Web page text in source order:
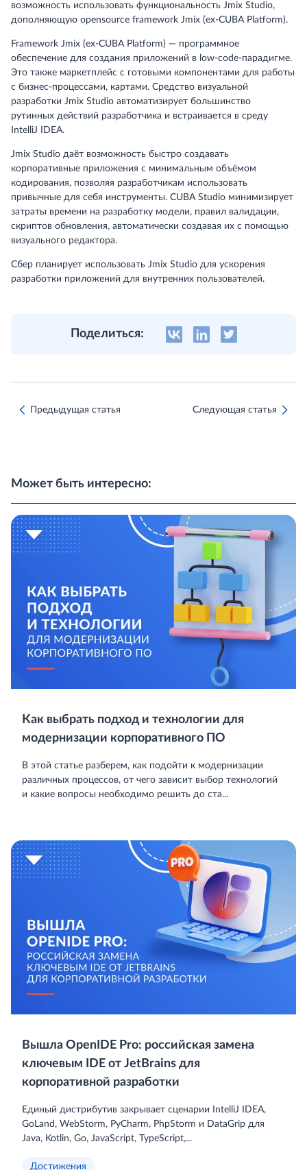
возможность использовать функциональность Jmix Studio,
дополняющую opensource framework Jmix (ex-CUBA Platform).
Framework Jmix (ex-CUBA Platform) — программное
обеспечение для создания приложений в low-code-парадигме.
Это также маркетплейс с готовыми компонентами для работы
с бизнес-процессами, картами. Средство визуальной
разработки Jmix Studio автоматизирует большинство
рутинных действий разработчика и встраивается в среду
IntelliJ IDEA.
Jmix Studio даёт возможность быстро создавать
корпоративные приложения с минимальным объёмом
кодирования, позволяя разработчикам использовать
привычные для себя инструменты. CUBA Studio минимизирует
затраты времени на разработку модели, правил валидации,
скриптов обновления, автоматически создавая их с помощью
визуального редактора.
Сбер планирует использовать Jmix Studio для ускорения
разработки приложений для внутренних пользователей.
Поделиться:
Предыдущая статья Следующая статья
Может быть интересно:
Как выбрать подход и технологии для
модернизации корпоративного ПО
В этой статье разберем, как подойти к модернизации
различных процессов, от чего зависит выбор технологий
и какие вопросы необходимо решить до ста...
Вышла OpenIDE Pro: российская замена
ключевым IDE от JetBrains для
корпоративной разработки
Единый дистрибутив закрывает сценарии IntelliJ IDEA,
GoLand, WebStorm, PyCharm, PhpStorm и DataGrip для
Java, Kotlin, Go, JavaScript, TypeScript,...
Достижения